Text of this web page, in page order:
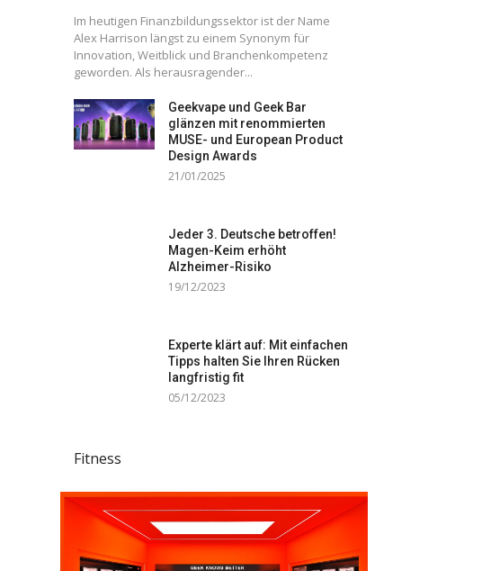
Im heutigen Finanzbildungssektor ist der Name
Alex Harrison längst zu einem Synonym für
Innovation, Weitblick und Branchenkompetenz
geworden. Als herausragender...
Geekvape und Geek Bar
glänzen mit renommierten
MUSE- und European Product
Design Awards
21/01/2025
Jeder 3. Deutsche betroffen!
Magen-Keim erhöht
Alzheimer-Risiko
19/12/2023
Experte klärt auf: Mit einfachen
Tipps halten Sie Ihren Rücken
langfristig fit
05/12/2023
Fitness